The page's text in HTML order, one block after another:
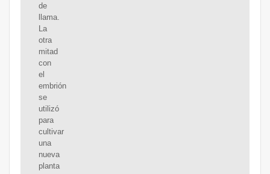
de
llama.
La
otra
mitad
con
el
embrión
se
utilizó
para
cultivar
una
nueva
planta